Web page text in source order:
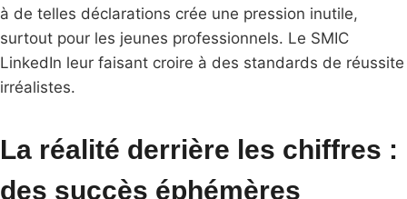
à de telles déclarations crée une pression inutile,
surtout pour les jeunes professionnels. Le SMIC
LinkedIn leur faisant croire à des standards de réussite
irréalistes.
La réalité derrière les chiffres :
des succès éphémères